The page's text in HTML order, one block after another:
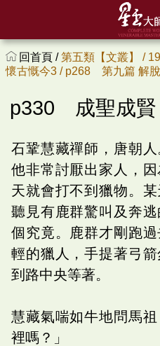
回首頁 /第五類【文叢】 /
懷古慨今3 / p268 第九篇 解
p330 成聖成賢
石鞏慧藏禪師，唐朝
他非常討厭出家人，
天就會打不到獵物。
聽見有鹿群驚叫及奔
個究竟。鹿群才剛跑
輕的獵人，手提著弓
到路中央等著。
慧藏氣喘如牛地問馬
裡嗎？」